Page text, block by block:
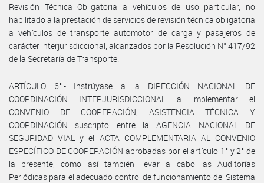
Revisión Técnica Obligatoria a vehículos de uso particular, no
habilitado a la prestación de servicios de revisión técnica obligatoria
a vehículos de transporte automotor de carga y pasajeros de
carácter interjurisdiccional, alcanzados por la Resolución N° 417/92
de la Secretaría de Transporte.
ARTÍCULO 6°.- Instrúyase a la DIRECCIÓN NACIONAL DE
COORDINACIÓN INTERJURISDICCIONAL a implementar el
CONVENIO DE COOPERACIÓN, ASISTENCIA TÉCNICA Y
COORDINACIÓN suscripto entre la AGENCIA NACIONAL DE
SEGURIDAD VIAL y el ACTA COMPLEMENTARIA AL CONVENIO
ESPECÍFICO DE COOPERACIÓN aprobadas por el artículo 1° y 2° de
la presente, como así también llevar a cabo las Auditorías
Periódicas para el adecuado control de funcionamiento del Sistema